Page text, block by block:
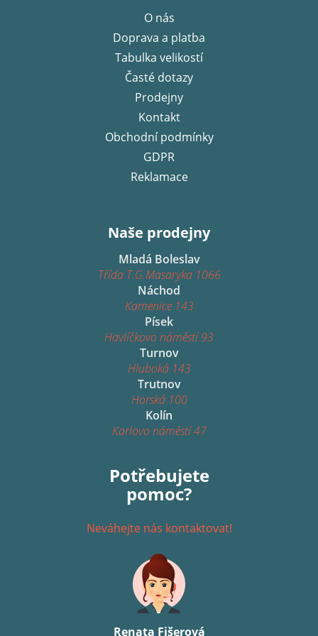
O nás
Doprava a platba
Tabulka velikostí
Časté dotazy
Prodejny
Kontakt
Obchodní podmínky
GDPR
Reklamace
Naše prodejny
Mladá Boleslav
Třída T.G.Masaryka 1066
Náchod
Kamenice 143
Písek
Havlíčkovo náměstí 93
Turnov
Hluboká 143
Trutnov
Horská 100
Kolín
Karlovo náměstí 47
Potřebujete
pomoc?
Neváhejte nás kontaktovat!
Renata Fišerová